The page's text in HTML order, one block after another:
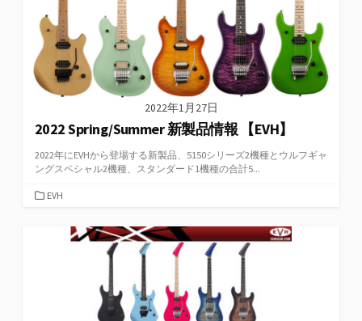
2022年1月27日
2022 Spring/Summer 新製品情報 【EVH】
2022年にEVHから登場する新製品、5150シリーズ2機種とウルフギャ
ングスペシャル2機種、スタンダード1機種の合計5...
カEVH